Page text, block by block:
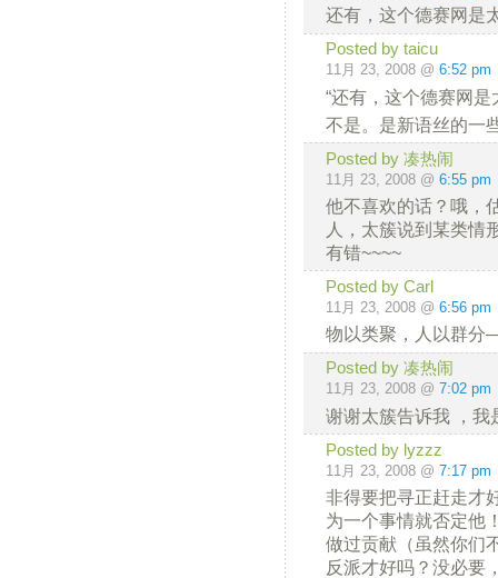
还有，这个德赛网是
Posted by taicu
11月 23, 2008 @ 6:52 pm
“还有，这个德赛网是
不是。是新语丝的一
Posted by 凑热闹
11月 23, 2008 @ 6:55 pm
他不喜欢的话？哦，
人，太簇说到某类
有错~~~~
Posted by Carl
11月 23, 2008 @ 6:56 pm
物以类聚，人以群
Posted by 凑热闹
11月 23, 2008 @ 7:02 pm
谢谢太簇告诉我 ，我
Posted by lyzzz
11月 23, 2008 @ 7:17 pm
非得要把寻正赶走才
为一个事情就否定他
做过贡献（虽然你们
反派才好吗？没必要